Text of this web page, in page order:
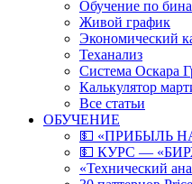
Обучение по
Живой график
Экономический
Теханализ
Система Оскара
Калькулятор
Все статьи
ОБУЧЕНИЕ
💵 «ПРИБЫЛЬ
💵 КУРС —
«Технический